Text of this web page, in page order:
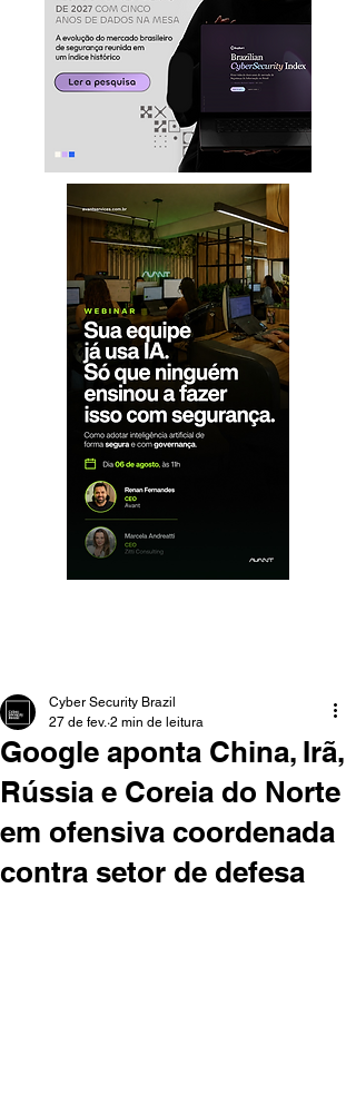
Google aponta China, Irã,
Rússia e Coreia do Norte
em ofensiva coordenada
contra setor de defesa
Cyber Security Brazil
27 de fev. 2 min de leitura